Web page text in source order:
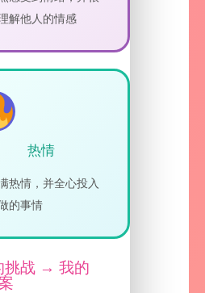
解他人的情感
热情
热情，并全心投入
的事情
挑战 → 我的